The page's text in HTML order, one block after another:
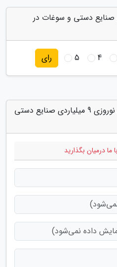
9 میلیاردی صنایع دستی و سوغات در
4
5 رای
دیدگاه های مرتبط با "فروش نوروزی 9 میلیاردی صنایع دستی
ما درمیان بگذارید